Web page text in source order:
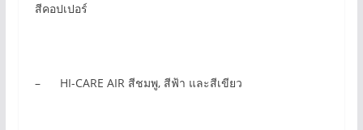
สีคอปเปอร์
– HI-CARE AIR สีชมพู, สีฟ้า และสีเขียว